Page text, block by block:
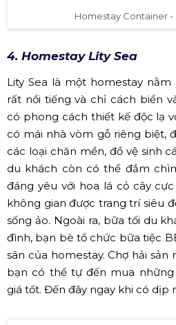
Homestay Container -
4. Homestay Lity Sea
Lity Sea là một homestay
rất nổi tiếng và chỉ cách biển
có phong cách thiết kế độc lạ
có mái nhà vòm gỗ riêng biệt,
các loại chăn mền, đồ vệ sinh
du khách còn có thể đắm
đáng yêu với hoa lá cỏ cây
không gian được trang trí siêu
sống ảo. Ngoài ra, bữa tối du
đình, bạn bè tổ chức bữa tiệc
sân của homestay. Chợ hải sản
bạn có thể tự đến mua
giá tốt. Đến đây ngay khi có dịp